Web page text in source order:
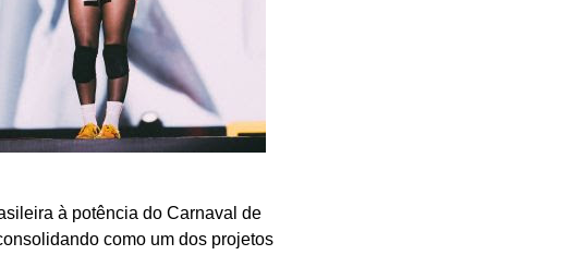
à potência do Carnaval de
como um dos projetos